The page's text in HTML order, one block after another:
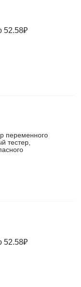
52.58₽
переменного
тестер,
на Яндекс
52.58₽